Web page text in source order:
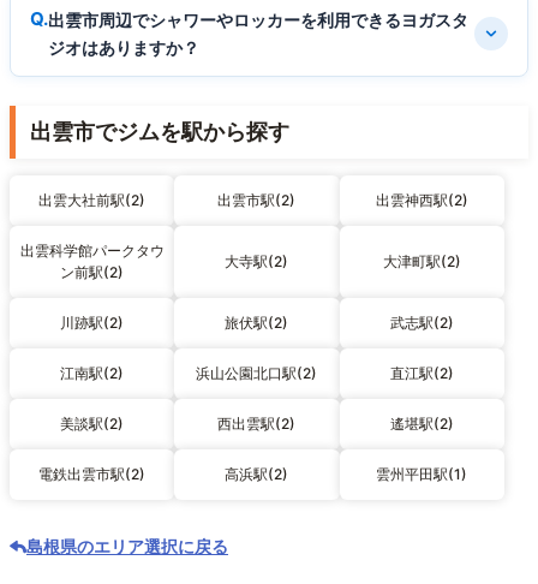
出雲市周辺でシャワーやロッカーを利用できるヨガスタ
ジオはありますか？
出雲市でジムを駅から探す
出雲大社前駅(2) 出雲市駅(2) 出雲神西駅(2)
出雲科学館パークタウ
ン前駅(2)
大寺駅(2) 大津町駅(2)
川跡駅(2) 旅伏駅(2) 武志駅(2)
江南駅(2) 浜山公園北口駅(2) 直江駅(2)
美談駅(2) 西出雲駅(2) 遙堪駅(2)
電鉄出雲市駅(2) 高浜駅(2) 雲州平田駅(1)
島根県のエリア選択に戻る